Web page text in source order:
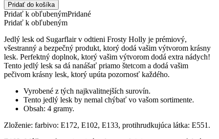
Pridať do košíka
Pridať k obľubenýmPridané
Pridať k obľubeným
Jedlý lesk od Sugarflair v odtieni Frosty Holly je prémiový,
všestranný a bezpečný produkt, ktorý dodá vašim výtvorom krásny
lesk. Perfektný doplnok, ktorý vašim výtvorom dodá extra nádych!
Tento jedlý lesk sa dá nanášať priamo štetcom a dodá vašim
pečivom krásny lesk, ktorý upúta pozornosť každého.
Vyrobené z tých najkvalitnejších surovín.
Tento jedlý lesk by nemal chýbať vo vašom sortimente.
Obsah: 4 gramy.
Zloženie: farbivo: E172, E102, E133, protihrudkujúca látka: E551.